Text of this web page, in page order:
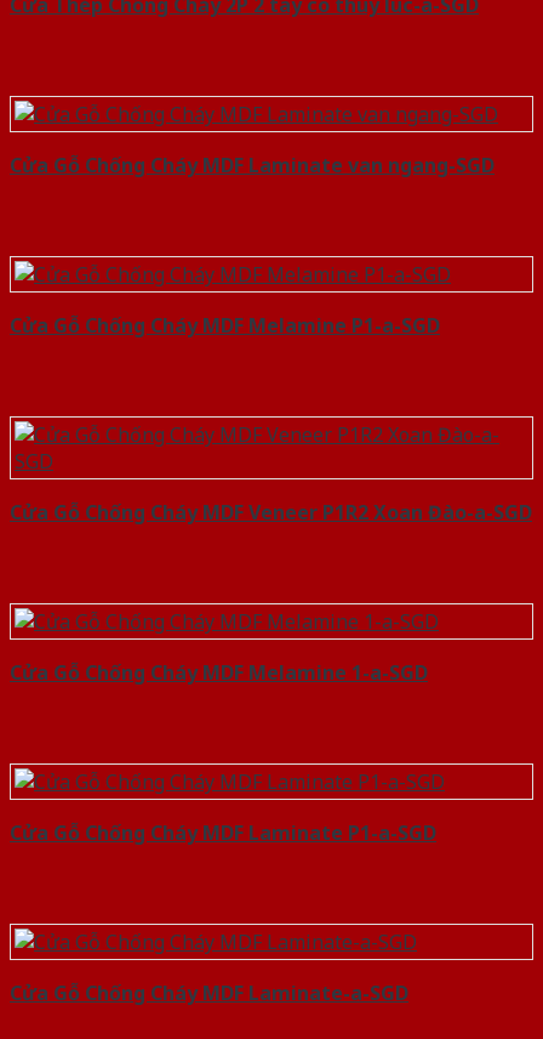
Cửa Gỗ Chống Cháy MDF Laminate van ngang-SGD
Cửa Gỗ Chống Cháy MDF Melamine P1-a-SGD
Cửa Gỗ Chống Cháy MDF Veneer P1R2 Xoan Đào-a-SGD
Cửa Gỗ Chống Cháy MDF Melamine 1-a-SGD
Cửa Gỗ Chống Cháy MDF Laminate P1-a-SGD
Cửa Gỗ Chống Cháy MDF Laminate-a-SGD